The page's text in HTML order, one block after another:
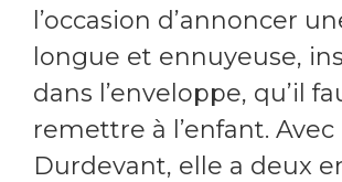
l’occasion d’annoncer
longue et ennuyeuse,
dans l’enveloppe, qu’il
remettre à l’enfant.
Durdevant, elle a deux